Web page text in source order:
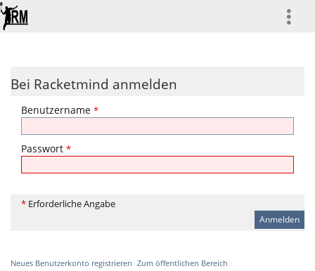
more
Bei Racketmind anmelden
Benutzername *
Passwort *
* Erforderliche Angabe
Neues Benutzerkonto registrieren Zum öffentlichen Bereich